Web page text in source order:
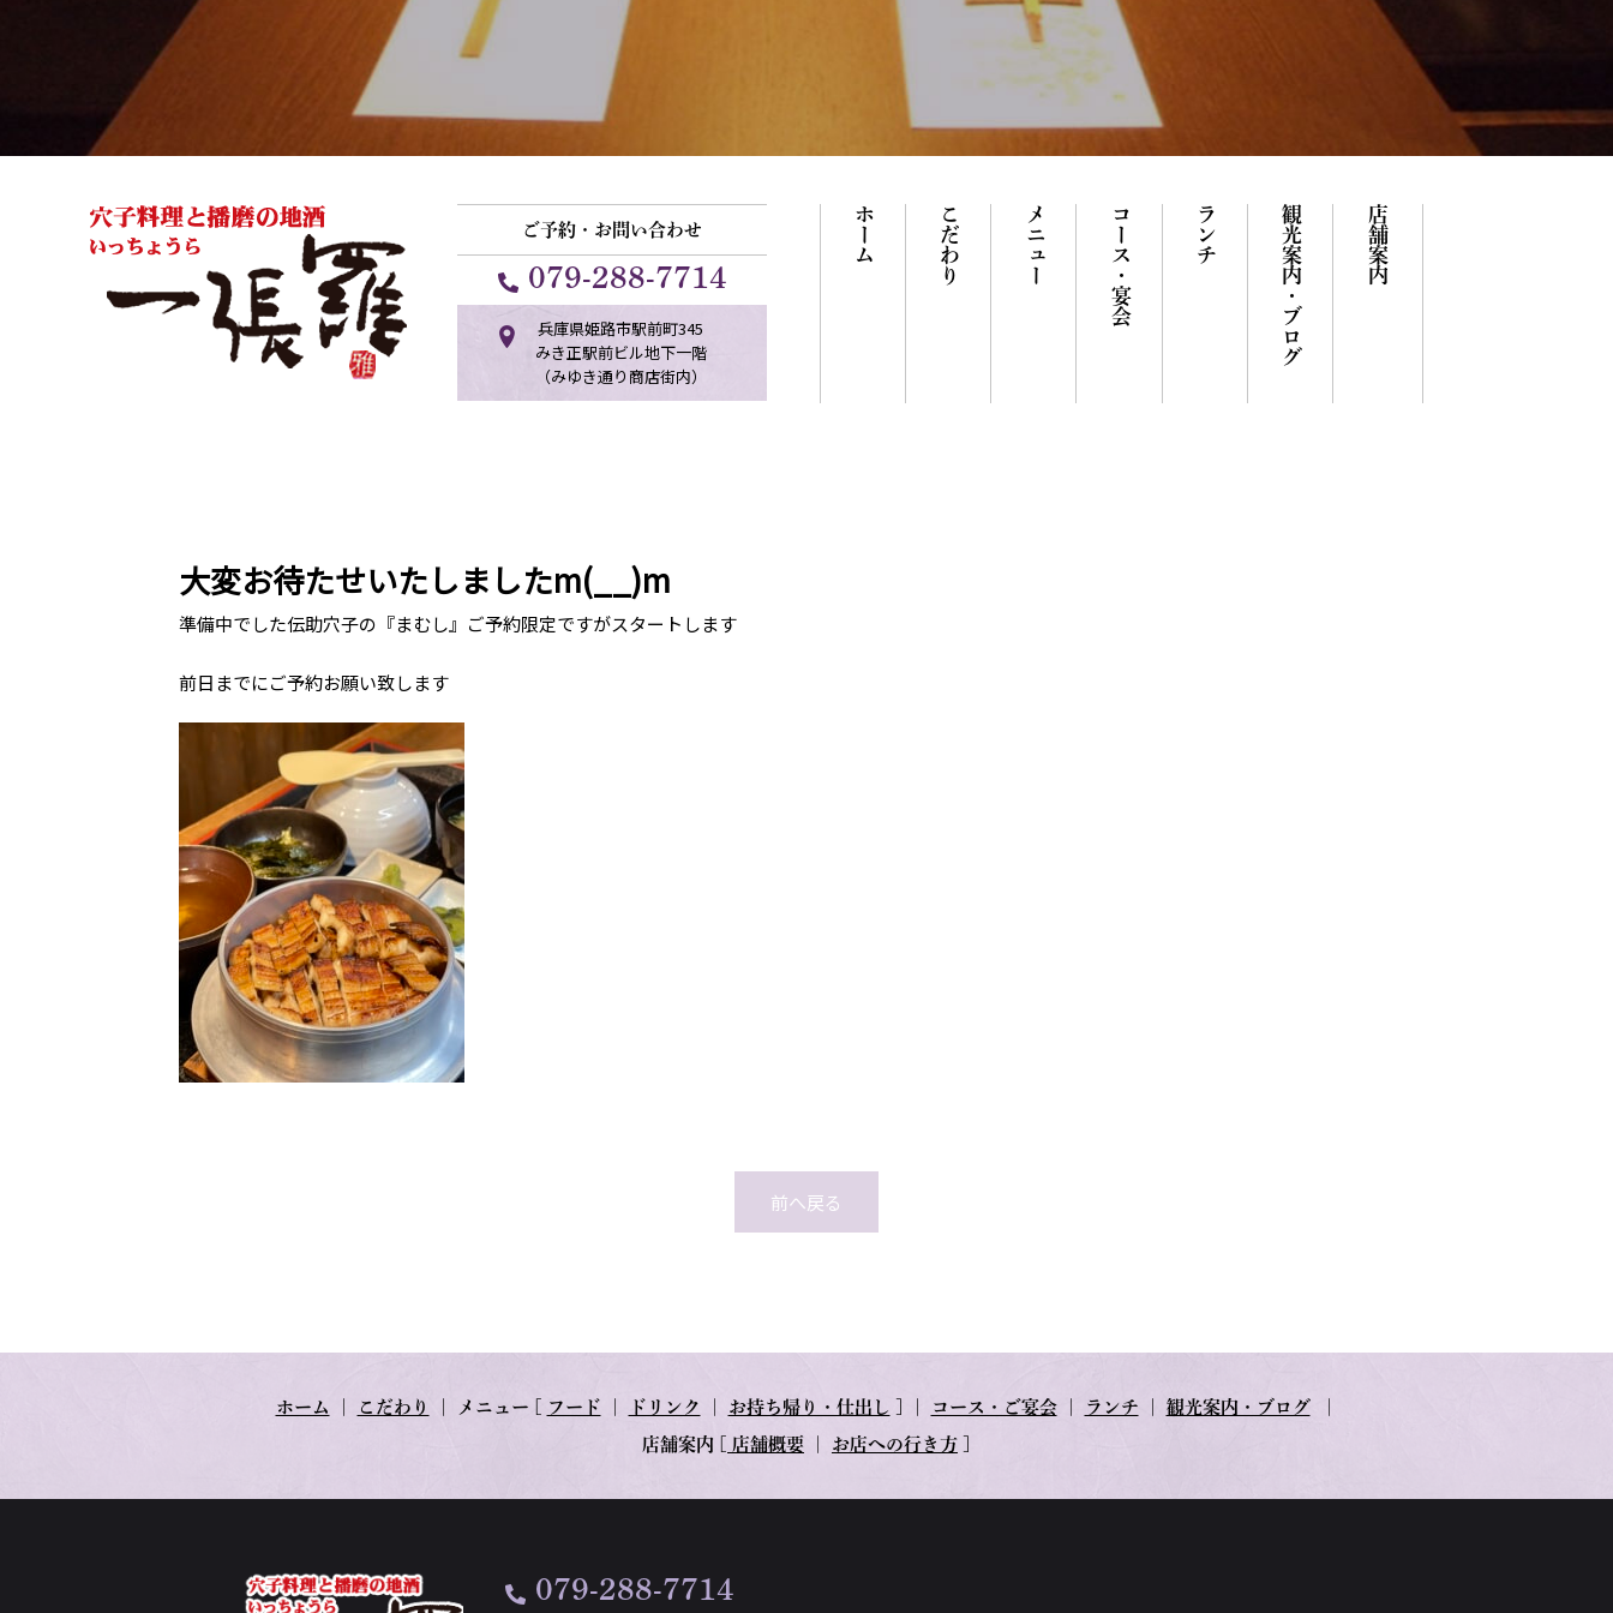
ご予約・お問い合わせ
079-288-7714
兵庫県姫路市駅前町345
みき正駅前ビル地下一階
（みゆき通り商店街内）
ホーム こだわり メニュー コース・宴会 ランチ 観光案内・ブログ 店舗案内
大変お待たせいたしましたm(__)m
準備中でした伝助穴子の『まむし』ご予約限定ですがスタートします
前日までにご予約お願い致します
前へ戻る
ホーム こだわり メニュー フード ドリンク お持ち帰り・仕出し コース・ご宴会｜ ランチ 観光案内・ブログ｜
店舗案内 店舗概要 お店への行き方
079-288-7714